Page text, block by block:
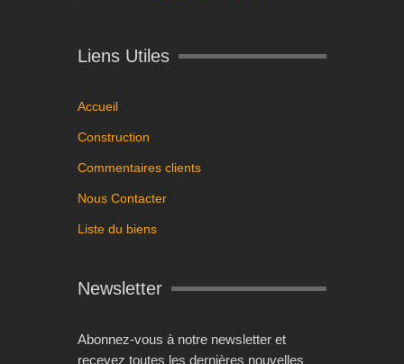
Liens Utiles
Accueil
Construction
Commentaires clients
Nous Contacter
Liste du biens
Newsletter
Abonnez-vous à notre newsletter et
recevez toutes les dernières nouvelles